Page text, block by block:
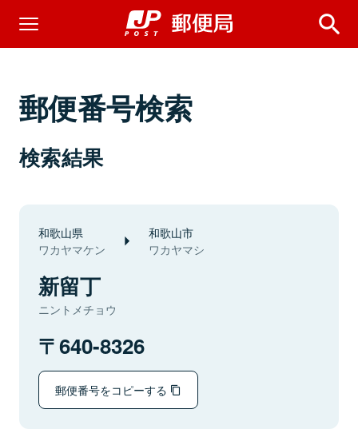
郵便番号検索
検索結果
和歌山県
ワカヤマケン
和歌山市
ワカヤマシ
新留丁
ニントメチョウ
640-8326
郵便番号をコピーする